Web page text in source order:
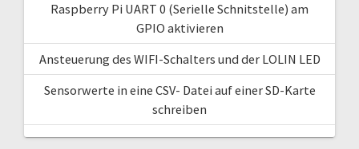
Raspberry Pi UART 0 (Serielle Schnitstelle) am
GPIO aktivieren
Ansteuerung des WIFI-Schalters und der LOLIN LED
Sensorwerte in eine CSV- Datei auf einer SD-Karte
schreiben